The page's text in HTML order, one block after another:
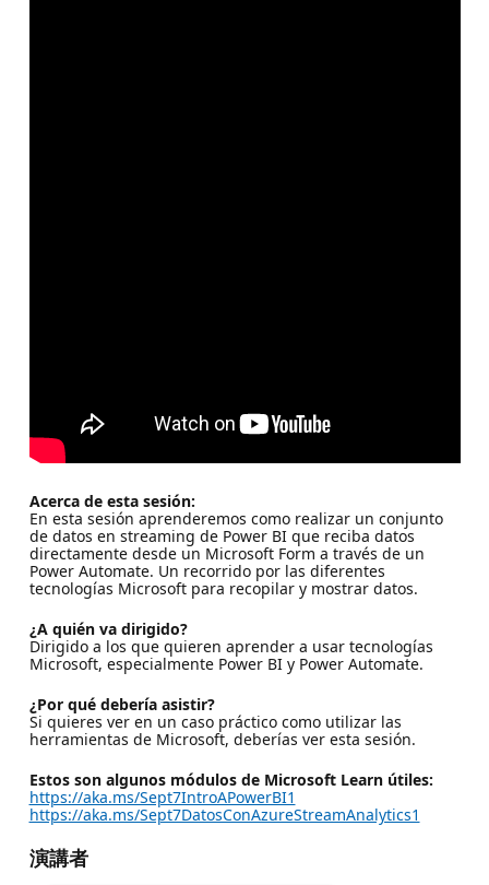
Acerca de esta sesión:
En esta sesión aprenderemos como realizar un conjunto
de datos en streaming de Power BI que reciba datos
directamente desde un Microsoft Form a través de un
Power Automate. Un recorrido por las diferentes
tecnologías Microsoft para recopilar y mostrar datos.
¿A quién va dirigido?
Dirigido a los que quieren aprender a usar tecnologías
Microsoft, especialmente Power BI y Power Automate.
¿Por qué debería asistir?
Si quieres ver en un caso práctico como utilizar las
herramientas de Microsoft, deberías ver esta sesión.
Estos son algunos módulos de Microsoft Learn útiles:
https://aka.ms/Sept7IntroAPowerBI1
https://aka.ms/Sept7DatosConAzureStreamAnalytics1
演講者